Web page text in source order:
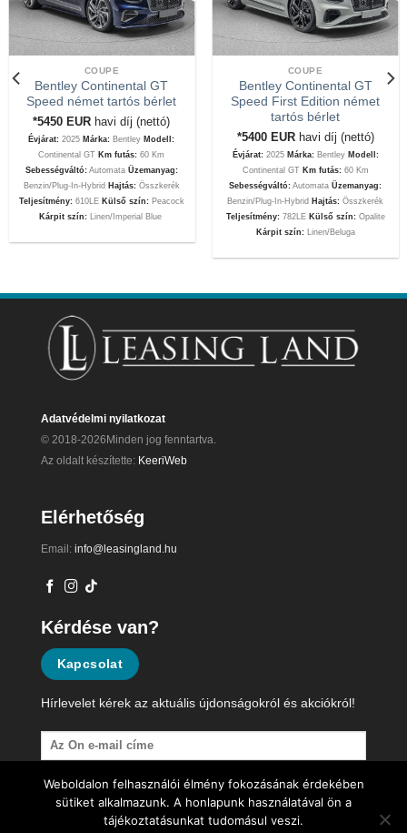
COUPE
Bentley Continental GT
Speed német tartós bérlet
*5450EUR havi díj (nettó)
Évjárat: 2025 Márka: Bentley Modell:
Continental GT Km futás:60 Km
Sebességváltó:Automata Üzemanyag:
Benzin/Plug-In-Hybrid Hajtás:Összkerék
Teljesítmény:610LE Külső szín: Peacock
Kárpit szín:Linen/Imperial Blue
COUPE
Bentley Continental GT
Speed First Edition német
tartós bérlet
*5400 EUR havi díj (nettó)
Évjárat:2025 Márka:Bentley Modell:
Continental GT Km futás: 60 Km
Sebességváltó: AutomataÜzemanyag:
Benzin/Plug-In-Hybrid Hajtás: Összkerék
Teljesítmény:782LE Külső szín: Opalite
Kárpit szín:Linen/Beluga
Adatvédelmi nyilatkozat
© 2018-2026Minden jog fenntartva.
Az oldalt készítette: KeeriWeb
Elérhetőség
Email: info@leasingland.hu
Kérdése van?
Kapcsolat
Hírlevelet kérek az aktuális újdonságokról és akciókról!
Weboldalon felhasználói élmény fokozásának érdekében
sütiket alkalmazunk. A honlapunk használatával ön a
tájékoztatásunkat tudomásul veszi.